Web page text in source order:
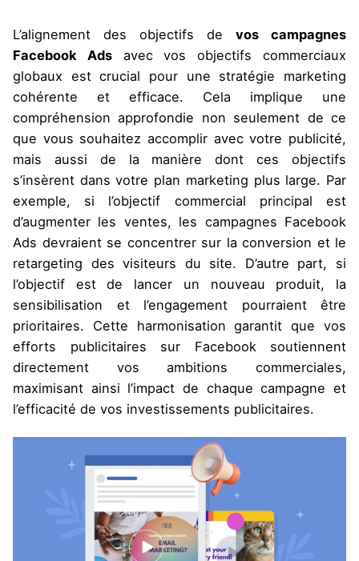
L’alignement des objectifs de vos campagnes
Facebook Adsavec vos objectifs commerciaux
globaux est crucial pour une stratégie marketing
cohérente et efficace. Cela implique une
compréhension approfondie non seulement de ce
que vous souhaitez accomplir avec votre publicité,
mais aussi de la manière dont ces objectifs
s’insèrent dans votre plan marketing plus large. Par
exemple, si l’objectif commercial principal est
d’augmenter les ventes, les campagnes Facebook
Ads devraient se concentrer sur la conversion et le
retargeting des visiteurs du site. D’autre part, si
l’objectif est de lancer un nouveau produit, la
sensibilisation et l’engagement pourraient être
prioritaires. Cette harmonisation garantit que vos
efforts publicitaires sur Facebook soutiennent
directement vos ambitions commerciales,
maximisant ainsi l’impact de chaque campagne et
l’efficacité de vos investissements publicitaires.